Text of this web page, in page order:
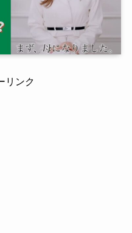
リンク